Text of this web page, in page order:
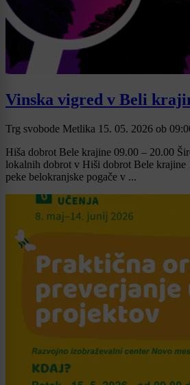
Vinska vigred v Beli
Trg svobode Metlika 15. 05. 2026 ob
Hiša dobrot Bele krajine 09.00 – 20.00
lokalnih dobrot v Hiši dobrot Bele krajine
peke belokranjske pogače v ...